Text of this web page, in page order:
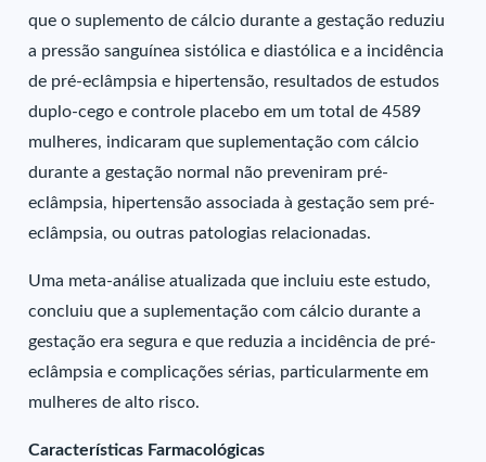
que o suplemento de cálcio durante a gestação reduziu
a pressão sanguínea sistólica e diastólica e a incidência
de pré-eclâmpsia e hipertensão, resultados de estudos
duplo-cego e controle placebo em um total de 4589
mulheres, indicaram que suplementação com cálcio
durante a gestação normal não preveniram pré-
eclâmpsia, hipertensão associada à gestação sem pré-
eclâmpsia, ou outras patologias relacionadas.
Uma meta-análise atualizada que incluiu este estudo,
concluiu que a suplementação com cálcio durante a
gestação era segura e que reduzia a incidência de pré-
eclâmpsia e complicações sérias, particularmente em
mulheres de alto risco.
Características Farmacológicas